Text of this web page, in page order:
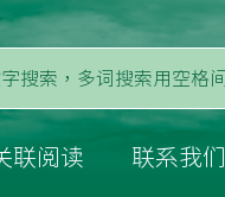
联阅读 联系我们